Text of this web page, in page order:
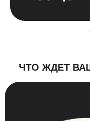
ЧТО ЖДЕТ